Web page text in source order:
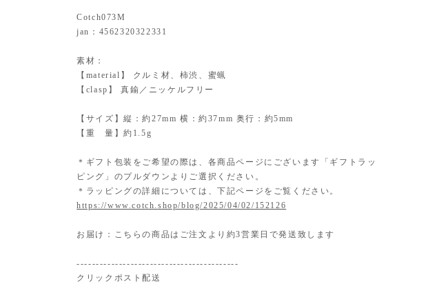
Cotch073M
jan：4562320322331
素材：
【material】 クルミ材、柿渋、蜜蝋
【clasp】 真鍮／ニッケルフリー
【サイズ】縦：約27mm 横：約37mm 奥行：約5mm
【重 量】約1.5g
＊ギフト包装をご希望の際は、各商品ページにございます「ギフトラッ
ピング」のプルダウンよりご選択ください。
＊ラッピングの詳細については、下記ページをご覧ください。
https://www.cotch.shop/blog/2025/04/02/152126
お届け：こちらの商品はご注文より約3営業日で発送致します
------------------------------------------
クリックポスト配送